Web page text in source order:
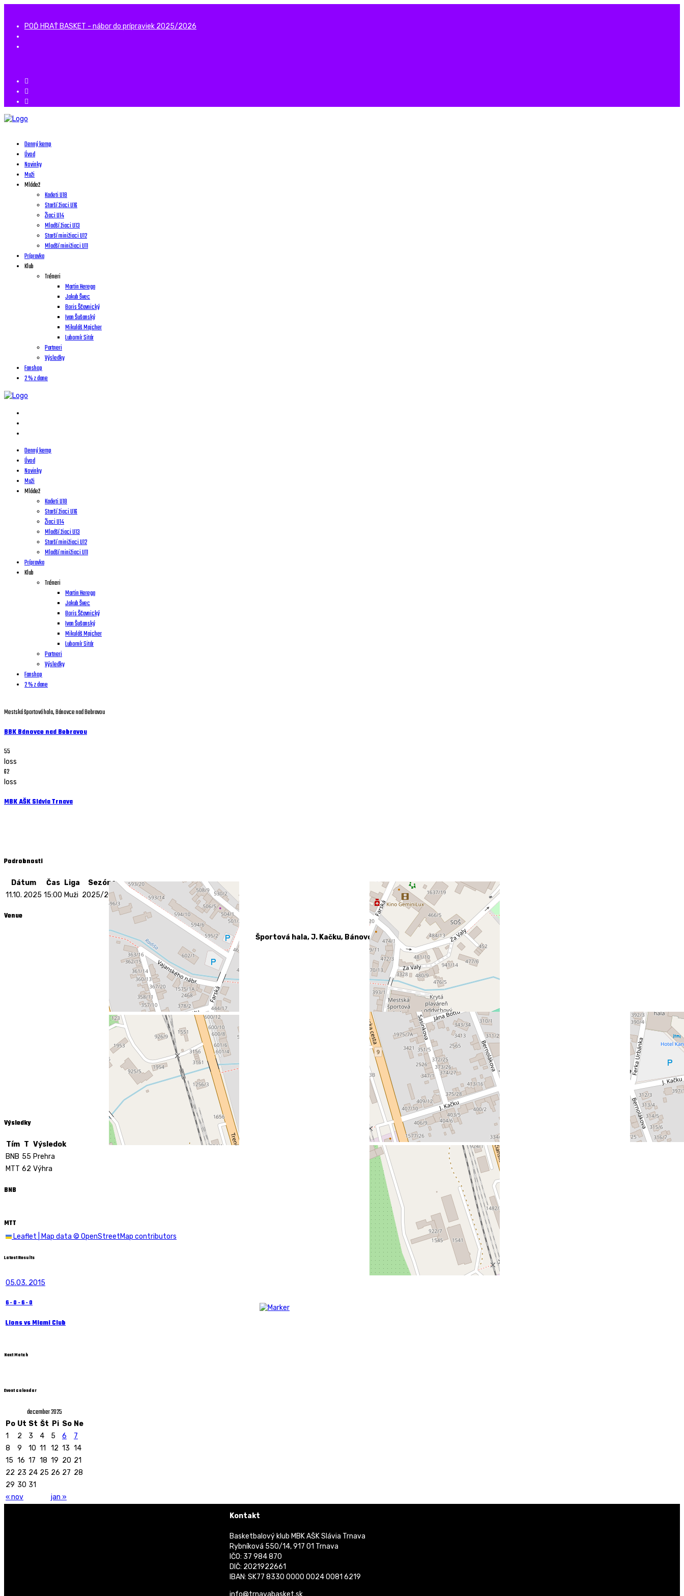
POĎ HRAŤ BASKET - nábor do prípraviek 2025/2026
Denný kemp
Úvod
Novinky
Muži
Mládež
Kadeti U18
Starší žiaci U16
Žiaci U14
Mladší žiaci U13
Starší minižiaci U12
Mladší minižiaci U11
Prípravka
Klub
Tréneri
Martin Herega
Jakub Švec
Boris Ščavnický
Ivan Šušanský
Mikuláš Majcher
Lubomír Sitár
Partneri
Výsledky
Fanshop
2 % z dane
Denný kemp
Úvod
Novinky
Muži
Mládež
Kadeti U18
Starší žiaci U16
Žiaci U14
Mladší žiaci U13
Starší minižiaci U12
Mladší minižiaci U11
Prípravka
Klub
Tréneri
Martin Herega
Jakub Švec
Boris Ščavnický
Ivan Šušanský
Mikuláš Majcher
Lubomír Sitár
Partneri
Výsledky
Fanshop
2 % z dane
Mestská športová hala, Bánovce nad Bebravou
BBK Bánovce nad Bebravou
55
loss
62
loss
MBK AŠK Slávia Trnava
Podrobnosti
Dátum Čas Liga
Sezóna
11.10. 2025 15:00 Muži 2025/2026
Venue
Športová hala, J. Kačku, Bánovce nad Bebravou
Leaflet Map data © OpenStreetMap contributors
Výsledky
Tím T Výsledok
BNB 55 Prehra
MTT 62 Výhra
BNB
MTT
Latest Results
05.03. 2015
6-0-6-0
Lions vs Miami Club
Next Match
Event calendar
december 2025
Po Ut St Št Pi So Ne
« nov jan »
1 2 3 4 5 6
7
8
9 10 11 12 13 14
15 16 17 18 19 20 21
22 23 24 25 26 27 28
29 30 31
Kontakt
Basketbalový klub MBK AŠK Slávia Trnava
Rybníková 550/14, 917 01 Trnava
IČO: 37 984 870
DIČ: 2021922661
IBAN: SK77 8330 0000 0024 0081 6219
info@trnavabasket.sk